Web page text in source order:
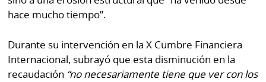
hace mucho tiempo”.
Durante su intervención en la X Cumbre Financiera
Internacional, subrayó que esta disminución en la
recaudación “no necesariamente tiene que ver con los